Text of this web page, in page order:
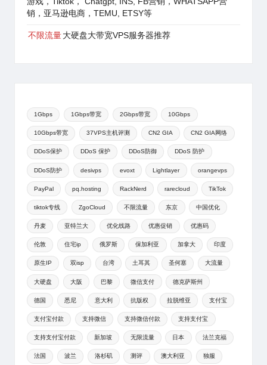
销，亚马逊电商，TEMU, ETSY等
不限流量 大硬盘大带宽VPS服务器推荐
1Gbps 1Gbps带宽 2Gbps带宽 10Gbps
10Gbps带宽 37VPS主机评测 CN2 GIA CN2 GIA网络
DDoS保护 DDoS 保护 DDoS防御 DDoS 防护
DDoS防护 desivps evoxt Lightlayer orangevps
PayPal pq.hosting RackNerd rarecloud TikTok
tiktok专线 ZgoCloud 不限流量 东京 中国优化
丹麦 亚特兰大 优化线路 优惠促销 优惠码
伦敦 住宅ip 俄罗斯 保加利亚 加拿大 印度
原生IP 双isp 台湾 土耳其 圣何塞 大流量
大硬盘 大阪 巴黎 微信支付 德克萨斯州
德国 悉尼 意大利 抗版权 拉脱维亚 支付宝
支付宝付款 支持微信 支持微信付款 支持支付宝
支持支付宝付款 新加坡 无限流量 日本 法兰克福
法国 波兰 洛杉矶 测评 澳大利亚 独服